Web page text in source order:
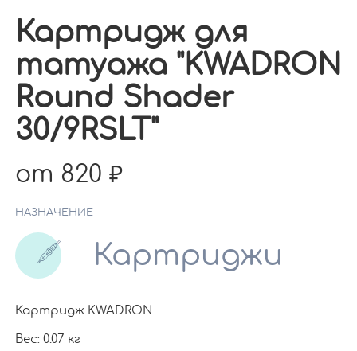
Картридж для
татуажа "KWADRON
Round Shader
30/9RSLT"
от 820
НАЗНАЧЕНИЕ
Картриджи
Картридж KWADRON.
Вес: 0.07 кг